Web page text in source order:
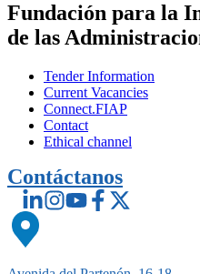
Fundación para la
de las
Tender Information
Current Vacancies
Connect.FIAP
Contact
Ethical channel
Contáctanos